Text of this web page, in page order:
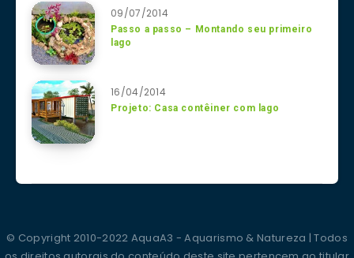
09/07/2014
Passo a passo – Montando seu primeiro
lago
16/04/2014
Projeto: Casa contêiner com lago
© Copyright 2010-2022 AquaA3 - Aquarismo & Natureza | Todos